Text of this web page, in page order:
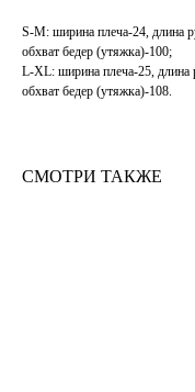
S-M: ширина плеча-24, длина
обхват бедер (утяжка)-100;
L-XL: ширина плеча-25, длина
обхват бедер (утяжка)-108.
СМОТРИ ТАКЖЕ